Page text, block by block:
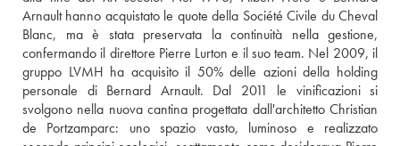
Arnault hanno acquistato le quote della Société Civile du Cheval
Blanc, ma è stata preservata la continuità nella gestione,
confermando il direttore Pierre Lurton e il suo team. Nel 2009, il
gruppo LVMH ha acquisito il 50% delle azioni della holding
personale di Bernard Arnault. Dal 2011 le vinificazioni si
svolgono nella nuova cantina progettata dall'architetto Christian
de Portzamparc: uno spazio vasto, luminoso e realizzato